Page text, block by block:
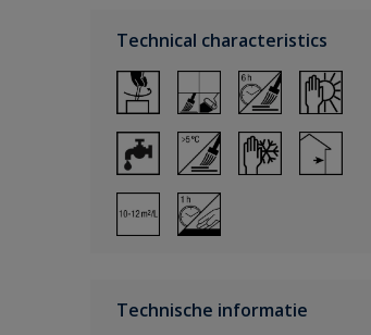
Technical characteristics
Technische informatie